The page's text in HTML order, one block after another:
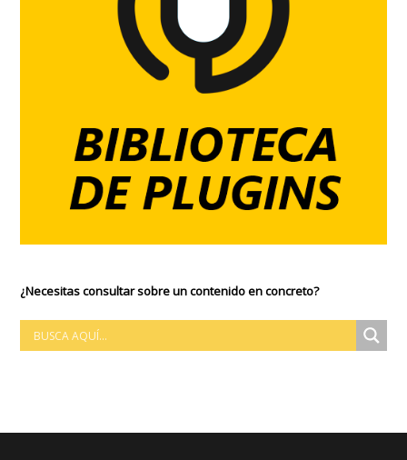
¿Necesitas consultar sobre un contenido en concreto?